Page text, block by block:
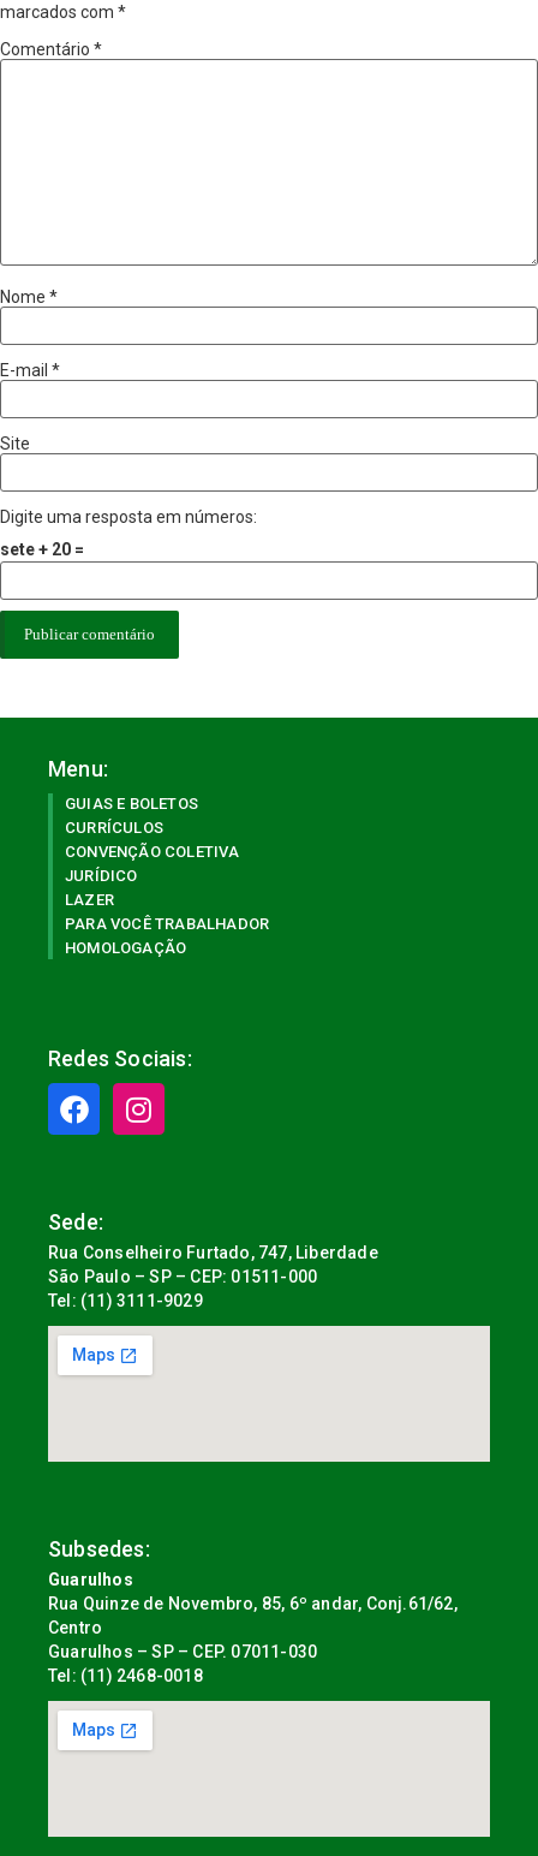
marcados com *
Comentário *
Nome *
E-mail *
Site
Digite uma resposta em números:
sete + 20 =
Menu:
GUIAS E BOLETOS
CURRÍCULOS
CONVENÇÃO COLETIVA
JURÍDICO
LAZER
PARA VOCÊ TRABALHADOR
HOMOLOGAÇÃO
Redes Sociais:
Sede:
Rua Conselheiro Furtado, 747, Liberdade
São Paulo – SP – CEP: 01511-000
Tel: (11) 3111-9029
Subsedes:
Guarulhos
Rua Quinze de Novembro, 85, 6º andar, Conj.61/62,
Centro
Guarulhos – SP – CEP. 07011-030
Tel: (11) 2468-0018